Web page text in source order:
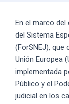
En el marco
del Sistema
(ForSNEJ),
Unión Europea
implementada
Público y el
judicial en los